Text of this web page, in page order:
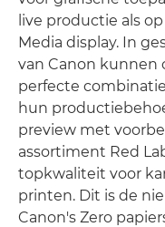
live productie als
Media display. In
van Canon kunnen
perfecte
hun
preview met
assortiment Red
topkwaliteit voor
printen. Dit is de
Canon's Zero